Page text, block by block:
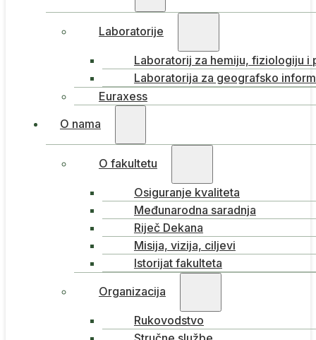
Laboratorije
Laboratorij za hemiju, fiziologiju i
Laboratorija za geografsko
Euraxess
O nama
O fakultetu
Osiguranje kvaliteta
Međunarodna saradnja
Riječ Dekana
Misija, vizija, ciljevi
Istorijat fakulteta
Organizacija
Rukovodstvo